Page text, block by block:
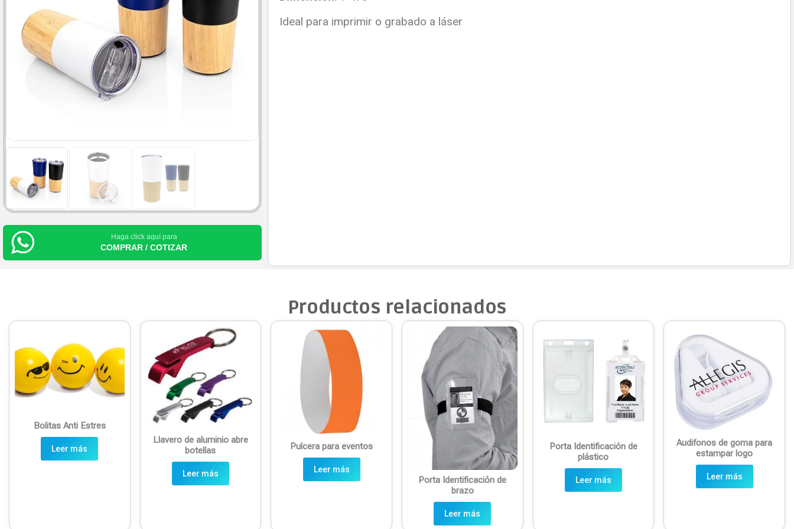
Haga click aquí para
COMPRAR / COTIZAR
Ideal para imprimir o grabado a láser
Productos relacionados
Bolitas Anti Estres
Leer más
Llavero de aluminio abre
botellas
Leer más
Pulcera para eventos
Leer más
Porta Identificación de
brazo
Leer más
Porta Identificación de
plástico
Leer más
Audifonos de goma para
estampar logo
Leer más